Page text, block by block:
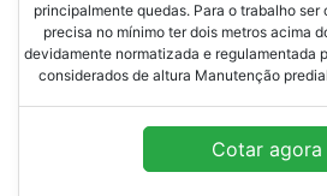
principalmente quedas. Para o trabalho ser
precisa no mínimo ter dois metros acima
devidamente normatizada e regulamentada
considerados de altura Manutenção
Cotar agora